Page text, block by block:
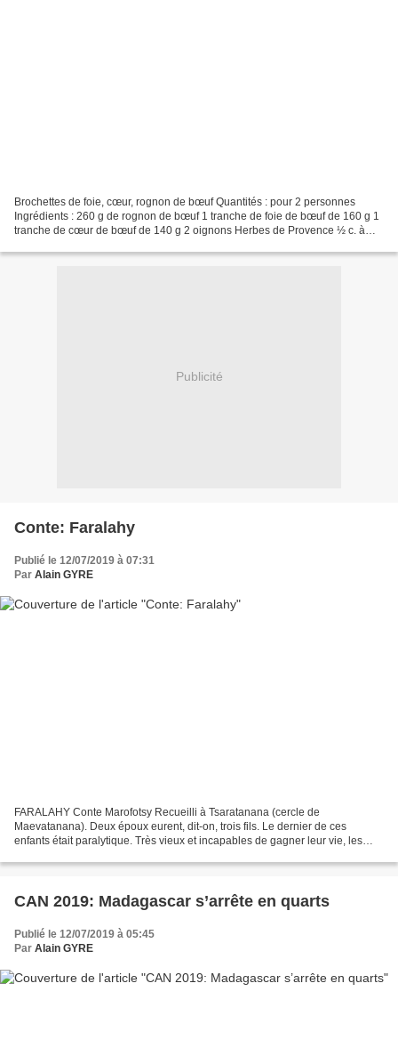
Brochettes de foie, cœur, rognon de bœuf Quantités : pour 2 personnes
Ingrédients : 260 g de rognon de bœuf 1 tranche de foie de bœuf de 160 g 1
tranche de cœur de bœuf de 140 g 2 oignons Herbes de Provence ½ c. à
Publicité
Conte: Faralahy
Publié le 12/07/2019 à 07:31
Par Alain GYRE
FARALAHY Conte Marofotsy Recueilli à Tsaratanana (cercle de
Maevatanana). Deux époux eurent, dit-on, trois fils. Le dernier de ces
enfants était paralytique. Très vieux et incapables de gagner leur vie, les
CAN 2019: Madagascar s’arrête en quarts
Publié le 12/07/2019 à 05:45
Par Alain GYRE